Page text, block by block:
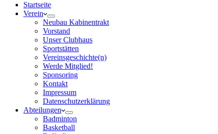
Startseite
Verein
Neubau Kabinentrakt
Vorstand
Unser Clubhaus
Sportstätten
Vereinsgeschichte(n)
Werde Mitglied!
Sponsoring
Kontakt
Impressum
Datenschutzerklärung
Abteilungen
Badminton
Basketball